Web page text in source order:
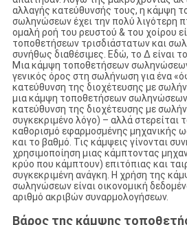
αλλαγής κατεύθυνσής τους, η κάμψη
σωληνώσεων έχει την πολύ λιγότερη
ομαλή ροή του ρευστού & του χοίρου
τοποθετήσεων τρισδιάστατων και
συνήθως διαθέσιμες. Εδώ, το Δ είναι
Μια κάμψη τοποθετήσεων σωληνώσεων
γενικός όρος στη σωλήνωση για ένα
κατεύθυνση της διοχέτευσης με
μια κάμψη τοποθετήσεων
κατεύθυνση της διοχέτευσης με
συγκεκριμένο λόγο) – αλλά στερείται
καθορισμό εφαρμοσμένης μηχανικής
και το βαθμό. Τις κάμψεις γίνονται
χρησιμοποίηση μιας κάμπτοντας
κρύο που κάμπτουν) επιτόπιας και
συγκεκριμένη ανάγκη. Η χρήση της
σωληνώσεων είναι οικονομική
αριθμό ακριβών συναρμολογήσεων.
Βάρος της κάμψης